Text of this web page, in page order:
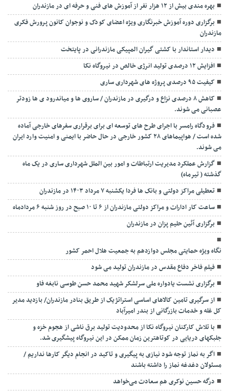
بهره مندی بیش از ۱۲ هزار نفر از آموزش های فنی و حرفه ای در مازندران
برگزاری دوره آموزش خبرنگاری ویژه اعضای کودک و نوجوان کانون پرورش فکری
مازندران
دیدار استاندار با کشتی گیران المپیکی مازندرانی در پایتخت
افزایش ۱۲ درصدی تولید انرژی خالص در نیروگاه نکا
کیفیت ۹۵ درصدی پروژه های شهرداری ساری
کاهش ۸ درصدی نزاع و درگیری در مازندران / ساروی ها و میاندرود ی ها زودتر
عصبانی می شوند.
فرودگاه رامسر با اجرای طرح های توسعه ای برای برقراری سفرهای خارجی آماده
شده است / هواپیماهای ۲۸ کشور خارجی در حال حاضر با ایمنی و امنیت وارد ایران
می شوند.
گزارش عملکرد مدیریت ارتباطات و امور بین الملل شهرداری ساری در یک ماه
گذشته ( تیرماه)
تعطیلی مراکز دولتی و بانک ها فردا یکشنبه ۷ مرداد ۱۴۰۳ در مازندران
ساعت کار ادارات و مراکز دولتی مازندران از ۶ تا ۱۰ صبح در روز شنبه ۶ مردادماه
برگزاری آئین حلیم پزان در مازندران
نگاه ویژه حمایتی مجلس دوازدهم به جمعیت هلال احمر کشور
فیلم فاخر دفاع مقدس در مازندران تولید می شود
برگزاری نشست یادواره ملی سرلشکر شهید محمد حسن طوسی نابغه فاو
از سرگیری تامین کالاهای اساسی استراتژیک از طریق بنادر مازندران/ بازدید مدیر
کل غله و خدمات بازرگانی از بندر امیرآباد
با تلاش کارکنان نیروگاه نکا از محدودیت تولید برق ناشی از هجوم خزه و
جلبکهای دریایی در کوتاهترین زمان ممکن در این نیروگاه پیشگیری شد.
اگر به نماز توجه شود نیازی به پیگیری و تاکید در انجام دیگر کارها نداریم /
مسئولان دغدغه نماز را داشته باشند
درگه حسین نوکری هم سعادت می‌خواهد